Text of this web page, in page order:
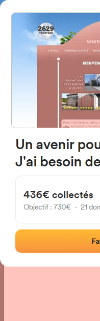
4784
frontones
20820 Deba,